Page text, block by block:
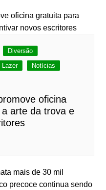
Diversão
Lazer
Notícias
oficina
arte da trova e